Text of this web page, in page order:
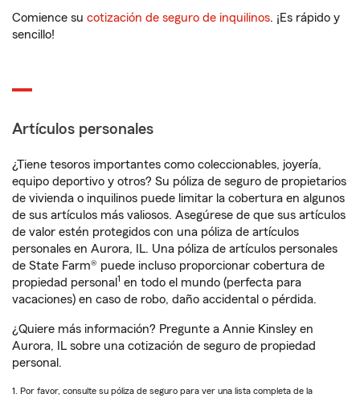
Comience su cotización de seguro de inquilinos. ¡Es rápido y
sencillo!
Artículos personales
¿Tiene tesoros importantes como coleccionables, joyería,
equipo deportivo y otros? Su póliza de seguro de propietarios
de vivienda o inquilinos puede limitar la cobertura en algunos
de sus artículos más valiosos. Asegúrese de que sus artículos
de valor estén protegidos con una póliza de artículos
personales en Aurora, IL. Una póliza de artículos personales
de State Farm® puede incluso proporcionar cobertura de
propiedad personal 1 en todo el mundo (perfecta para
vacaciones) en caso de robo, daño accidental o pérdida.
¿Quiere más información? Pregunte a Annie Kinsley en
Aurora, IL sobre una cotización de seguro de propiedad
personal.
1. Por favor, consulte su póliza de seguro para ver una lista completa de la